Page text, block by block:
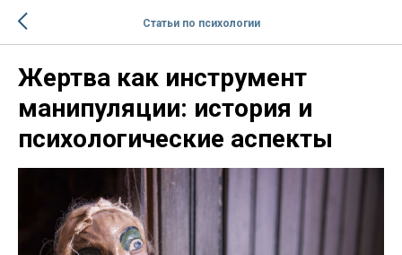
Статьи по психологии
Жертва как инструмент
манипуляции: история и
психологические аспекты